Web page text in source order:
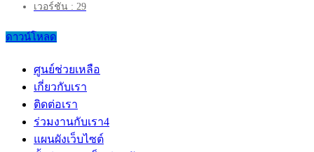
เวอร์ชัน : 29
ดาวน์โหลด
ศูนย์ช่วยเหลือ
เกี่ยวกับเรา
ติดต่อเรา
ร่วมงานกับเรา4
แผนผังเว็บไซต์